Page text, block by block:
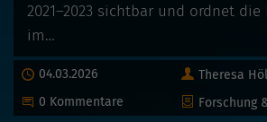
2021–2023 sichtbar und ordnet die
im…
Publiziert
04.03.2026
Beginne eine Unterhaltung
0 Kommentare
Autor
Theresa
Kategorie
Forschung